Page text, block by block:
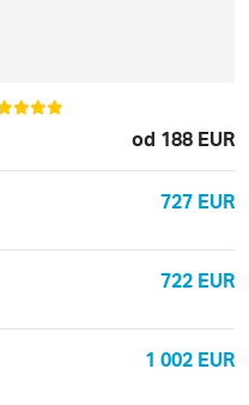
od 188 EUR
727 EUR
722 EUR
1 002 EUR